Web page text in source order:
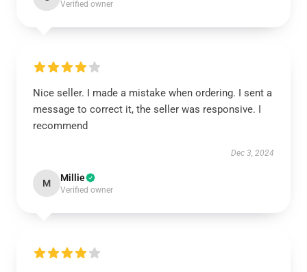
Verified owner
Nice seller. I made a mistake when ordering. I sent a
message to correct it, the seller was responsive. I
recommend
Dec 3, 2024
M Millie
Verified owner